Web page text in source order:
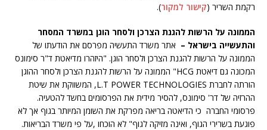
רקמת השריר (קישור למקור).
הממונה על הרשות להגנת הצרכן ולסחר הוגן במשרד המסחר
והתעשייה בישראל – אתר משרד התעשיה מפרסם את הודעתו של
הממונה על הרשות להגנת הצרכן ולסחר הוגן. "היזהרו מדיאטת ד"ר סימונס
המכונה גם דיאטת HCG" הממונה על הרשות להגנת הצרכן ולסחר ההוגן
הורתה לחברת L.T POWER TECHNOLOGIES, המשווקת את שיטת
ההרזיה של דר' סימונס, להסיר מידית את הפרסומים בחשד להטעיה.
פרסומי החברה כי הדיאטה בריאה מפרקת את השומן המיותר בגוף אך לא
פוגעת בשרירי הגוף, ואינה מזיקה לגוף" לא הוכחו ,על פי משרד הבריאות.